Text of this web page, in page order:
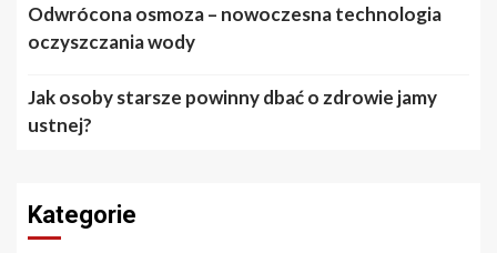
Odwrócona osmoza – nowoczesna technologia
oczyszczania wody
Jak osoby starsze powinny dbać o zdrowie jamy
ustnej?
Kategorie